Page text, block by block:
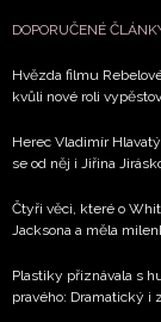
DOPORUČENÉ
Hvězda filmu
kvůli nové roli
Herec Vladimír
se od něj i Jiřina
Čtyři věci, které o
Jacksona a měla
Plastiky přiznávala s
pravého: Dramatický i